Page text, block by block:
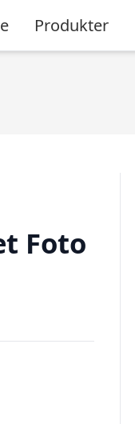
Produkter
Foto